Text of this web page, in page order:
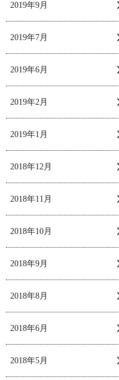
2019年9月
2019年7月
2019年6月
2019年2月
2019年1月
2018年12月
2018年11月
2018年10月
2018年9月
2018年8月
2018年6月
2018年5月